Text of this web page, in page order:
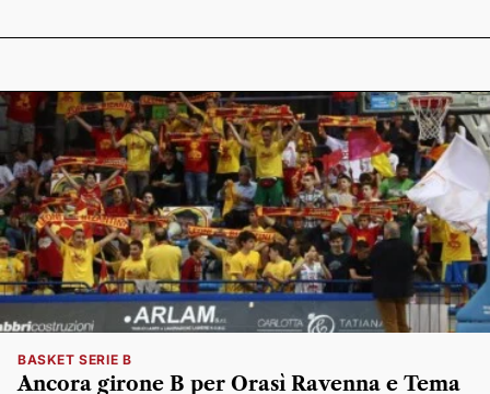
BASKET SERIE B
Ancora girone B per Orasì Ravenna e Tema